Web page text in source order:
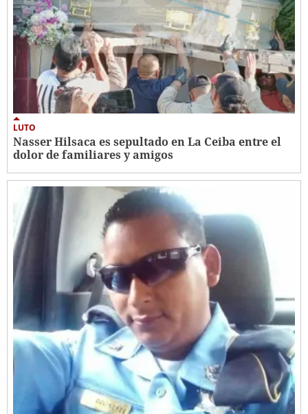
LUTO
Nasser Hilsaca es sepultado en La Ceiba entre el
dolor de familiares y amigos